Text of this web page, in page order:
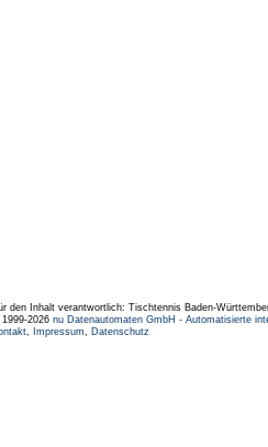
den Inhalt verantwortlich: Tischtennis Baden-
2026 nu Datenautomaten GmbH - Automatisierte
, Impressum, Datenschutz